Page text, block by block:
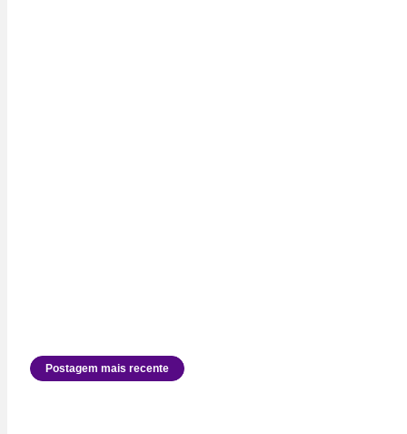
Postagem mais recente